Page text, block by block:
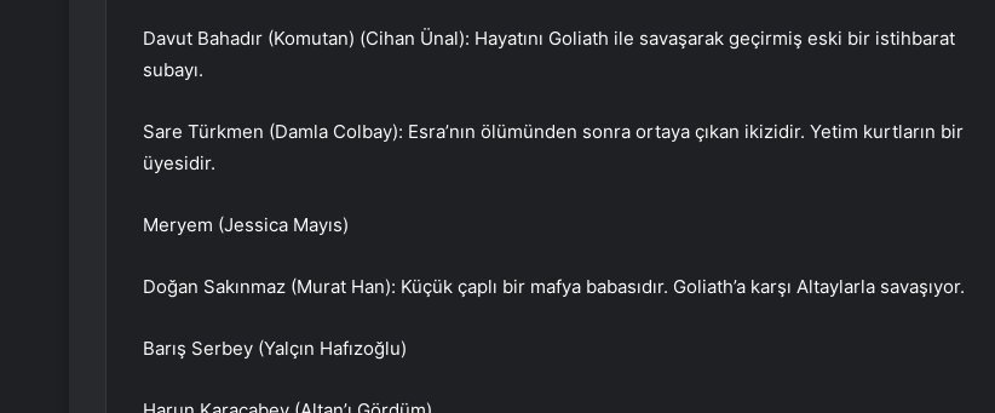
Davut Bahadır (Komutan) (Cihan Ünal): Hayatını Goliath ile savaşarak geçirmiş eski bir istihbarat
subayı.
Sare Türkmen (Damla Colbay): Esra’nın ölümünden sonra ortaya çıkan ikizidir. Yetim kurtların bir
üyesidir.
Meryem (Jessica Mayıs)
Doğan Sakınmaz (Murat Han): Küçük çaplı bir mafya babasıdır. Goliath’a karşı Altaylarla savaşıyor.
Barış Serbey (Yalçın Hafızoğlu)